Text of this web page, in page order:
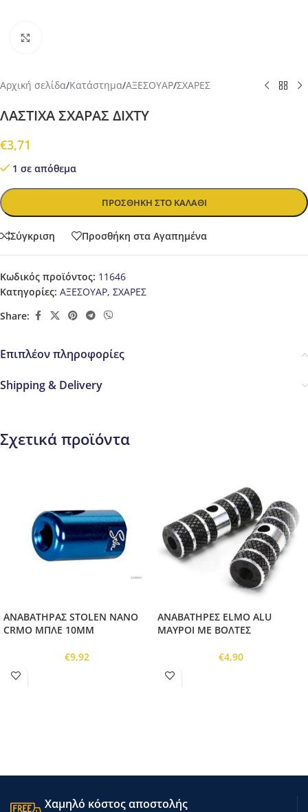
Αρχική σελίδα/Κατάστημα/ΑΞΕΣΟΥΑΡ/ΣΧΑΡΕΣ
ΛΑΣΤΙΧΑ ΣΧΑΡΑΣ ΔΙΧΤΥ
€3,71
1 σε απόθεμα
ΠΡΟΣΘΉΚΗ ΣΤΟ ΚΑΛΆΘΙ
Σύγκριση Προσθήκη στα Αγαπημένα
Κωδικός προϊόντος: 11646
Κατηγορίες: ΑΞΕΣΟΥΑΡ, ΣΧΑΡΕΣ
Share:
Επιπλέον πληροφορίες
Shipping & Delivery
Σχετικά προϊόντα
ΑΝΑΒΑΤΗΡΑΣ STOLEN NANO
CRMO ΜΠΛΕ 10MM
€9,92
ΑΝΑΒΑΤΗΡΕΣ ELMO ALU
ΜΑΥΡΟΙ ΜΕ ΒΟΛΤΕΣ
€4,90
Χαμηλό κόστος αποστολής